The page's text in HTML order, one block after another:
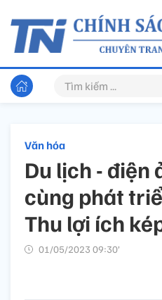
Văn hóa
Du lịch - điện
cùng phát
Thu lợi ích
01/05/2023 09:30’